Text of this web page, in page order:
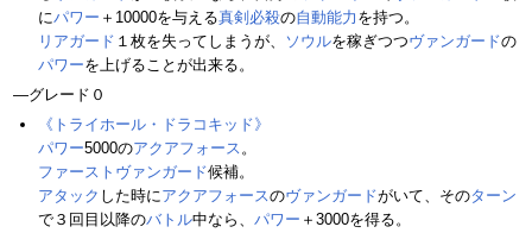
にパワー ＋10000を与える真剣必殺の自動能力 を持つ。
リアガード １枚を失ってしまうが、 ソウルを稼ぎつつヴァンガードの
パワーを上げることが出来る。
―グレード０
《トライホール・ドラコキッド》
パワー5000のアクアフォース。
ファーストヴァンガード候補。
アタック した時にアクアフォースのヴァンガードがいて、そのターン
で３回目以降のバトル中なら、 パワー ＋3000を得る。